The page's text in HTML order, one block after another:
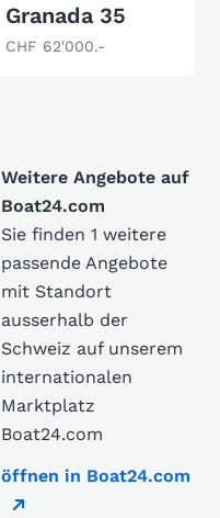
Granada 35
CHF 62'000.-
Weitere Angebote auf
Boat24.com
Sie finden 1 weitere
passende Angebote
mit Standort
ausserhalb der
Schweiz auf unserem
internationalen
Marktplatz
Boat24.com
öffnen in Boat24.com